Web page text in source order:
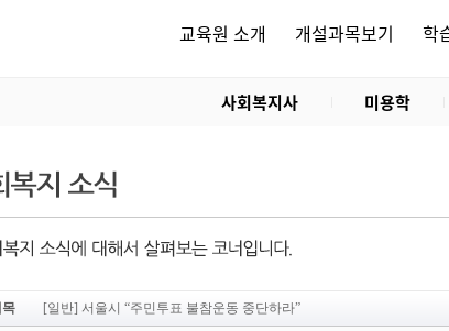
교육원 소개 개설과목보기 학
사회복지사 미용학
[일반] 서울시 “주민투표 불참운동 중단하라”